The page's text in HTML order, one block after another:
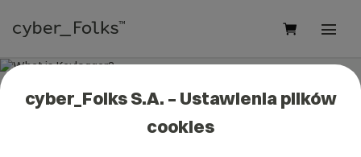
What is Keylogger?
cyber_Folks S.A. – Ustawienia plików
cookies